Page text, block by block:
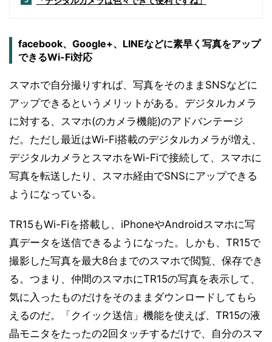
facebook、Google+、LINEなどに素早く写真をアップ
できるWi-Fi対応
スマホで自分撮りすれば、写真をそのままSNSなどに
アップできるというメリットがある。デジタルカメラ
に対する、スマホ(のカメラ機能)のアドバンテージ
だ。ただし最近はWi-Fi搭載のデジタルカメラが増え、
デジタルカメラとスマホをWi-Fiで接続して、スマホに
写真を転送したり、スマホ経由でSNSにアップできる
ようになっている。
TR15もWi-Fiを搭載し、iPhoneやAndroidスマホに写
真データを送信できるようになった。しかも、TR15で
撮影した写真を最大8台までのスマホで閲覧、保存でき
る。つまり、仲間のスマホにTR15の写真を表示して、
気に入ったものだけをそのままダウンロードしてもら
えるのだ。「クイック送信」機能を使えば、TR15の液
晶モニタをたったの2回タッチするだけで、自分のスマ